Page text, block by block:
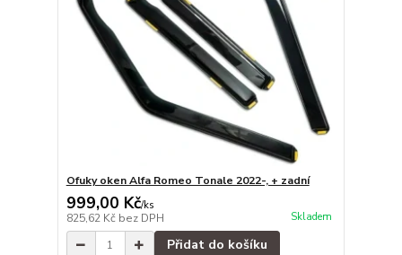
Ofuky oken Alfa Romeo Tonale 2022-, + zadní
999,00 Kč/ks
825,62 Kč bez DPH Skladem
Přidat do košíku